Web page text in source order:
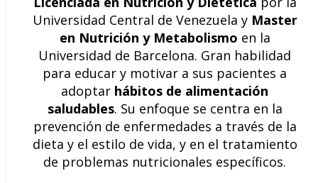
Universidad Central de Venezuela y Master
en Nutrición y Metabolismo en la
Universidad de Barcelona. Gran habilidad
para educar y motivar a sus pacientes a
adoptar hábitos de alimentación
saludables. Su enfoque se centra en la
prevención de enfermedades a través de la
dieta y el estilo de vida, y en el tratamiento
de problemas nutricionales específicos.